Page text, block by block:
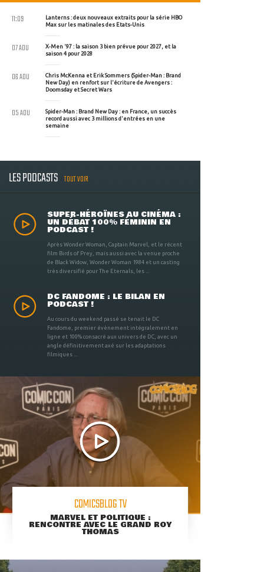
Lanterns : deux nouveaux extraits pour la série HBO
Max sur les matinales des Etats-Unis
11:09
X-Men '97 : la saison 3 bien prévue pour 2027, et la
saison 4 pour 2028
07 AOU
Chris McKenna et Erik Sommers (Spider-Man : Brand
New Day) en renfort sur l'écriture de Avengers :
Doomsday et Secret Wars
06 AOU
Spider-Man : Brand New Day : en France, un succès
record aussi avec 3 millions d'entrées en une
semaine
05 AOU
LES PODCASTS TOUT VOIR
SUPER-HÉROÏNES AU CINÉMA :
UN DÉBAT 100% FÉMININ EN
PODCAST !
Après Wonder Woman, Captain Marvel, et le récent
film Birds of Prey, mais aussi avec la venue proche
de Black Widow, Wonder Woman 1984 et un casting
très diversifié pour The Eternals, les ...
DC FANDOME : LE BILAN EN
PODCAST !
Au cours du weekend passé se tenait le DC
Fandome, premier évènement intégralement en
ligne et 100% consacré aux univers de DC, avec un
angle définitivement axé sur les adaptations
filmiques ...
COMICSBLOG TV
MARVEL ET POLITIQUE :
RENCONTRE AVEC LE GRAND ROY
THOMAS